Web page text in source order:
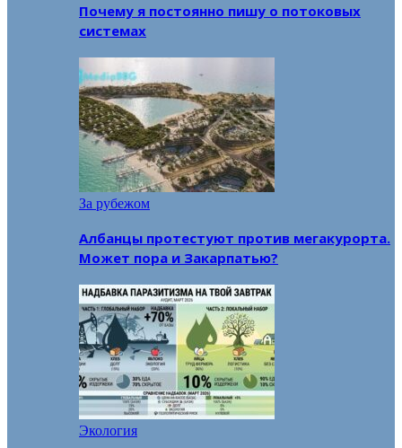
Почему я постоянно пишу о потоковых
системах
За рубежом
Албанцы протестуют против мегакурорта.
Может пора и Закарпатью?
Экология